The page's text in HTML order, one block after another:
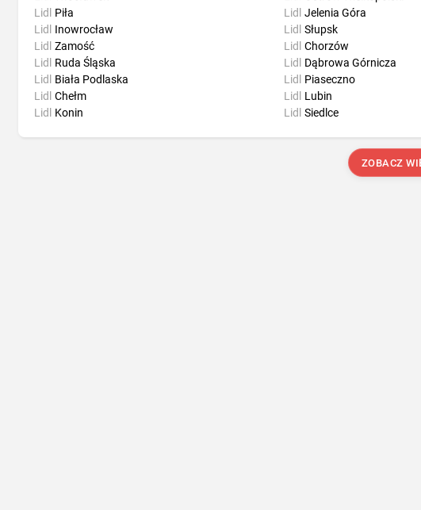
Lidl Piła
Lidl Inowrocław
Lidl Zamość
Lidl Jelenia Góra
Lidl Słupsk
Lidl Chorzów
Lidl Ruda Śląska
Lidl Biała Podlaska
Lidl Chełm
Lidl Konin
Lidl Dąbrowa Górnicza
Lidl Piaseczno
Lidl Lubin
Lidl Siedlce
ZOBACZ